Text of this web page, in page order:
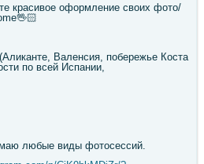
красивое оформление своих фото/
Валенсия, побережье Коста
по всей Испании,
любые виды фотосессий.